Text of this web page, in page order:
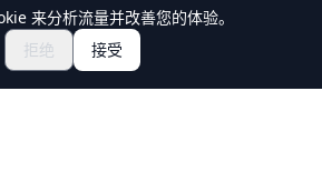
门票
来分析流量并改善您的体验。
拒绝
接受